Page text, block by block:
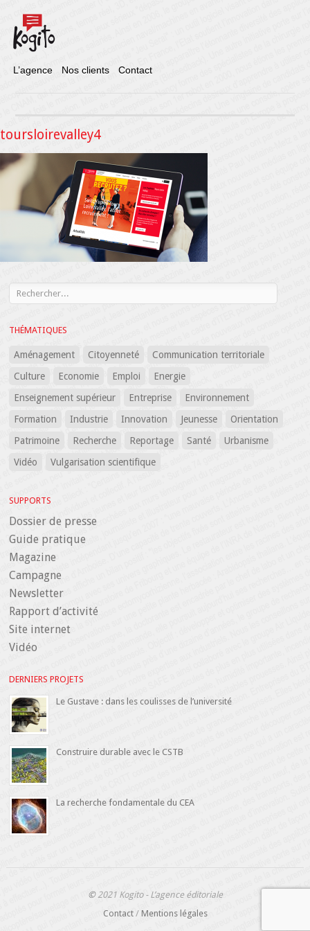
L’agence Nos clients Contact
toursloirevalley4
THÉMATIQUES
Aménagement Citoyenneté
Communication territoriale
Culture
Economie Emploi
Energie
Enseignement supérieur
Entreprise
Environnement
Formation
Industrie Innovation Jeunesse
Orientation
Patrimoine
Recherche Reportage Santé
Urbanisme
Vidéo
Vulgarisation scientifique
SUPPORTS
Dossier de presse
Guide pratique
Magazine
Campagne
Newsletter
Rapport d’activité
Site internet
Vidéo
DERNIERS PROJETS
Le Gustave : dans les coulisses de l’université
Construire durable avec le CSTB
La recherche fondamentale du CEA
©2021 Kogito - L’agence éditoriale
Contact/ Mentions légales